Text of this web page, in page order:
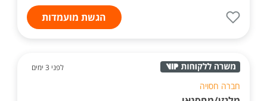
הגשת מועמדות
לפני 3 ימים
חברה חסויה